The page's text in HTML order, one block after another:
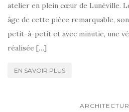
atelier en plein cœur de Lunéville.
âge de cette pièce remarquable,
petit-à-petit et avec minutie, une
réalisée […]
EN SAVOIR PLUS